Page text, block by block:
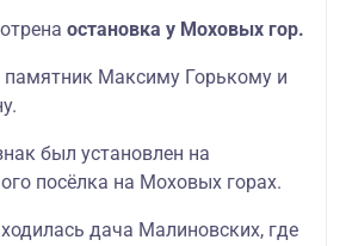
остановка у Моховых гор.
памятник Максиму Горькому и
был установлен на
посёлка на Моховых горах.
дача Малиновских, где